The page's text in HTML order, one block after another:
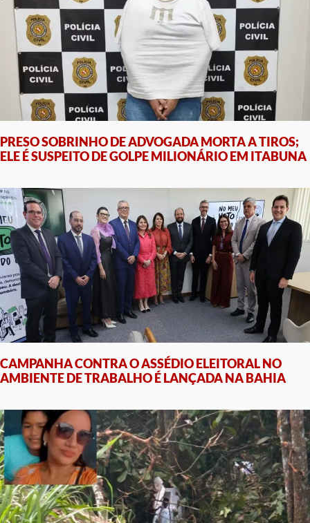
PRESO SOBRINHO DE ADVOGADA MORTA A TIROS;
ELE É SUSPEITO DE GOLPE MILIONÁRIO EM ITABUNA
CAMPANHA CONTRA O ASSÉDIO ELEITORAL NO
AMBIENTE DE TRABALHO É LANÇADA NA BAHIA